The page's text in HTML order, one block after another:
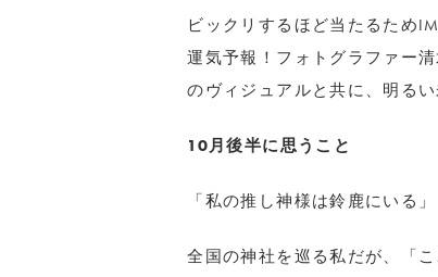
ビックリするほど当たるため
運気予報！フォトグラファー
のヴィジュアルと共に、明る
10月後半に思うこと
「私の推し神様は鈴鹿にいる」
全国の神社を巡る私だが、「